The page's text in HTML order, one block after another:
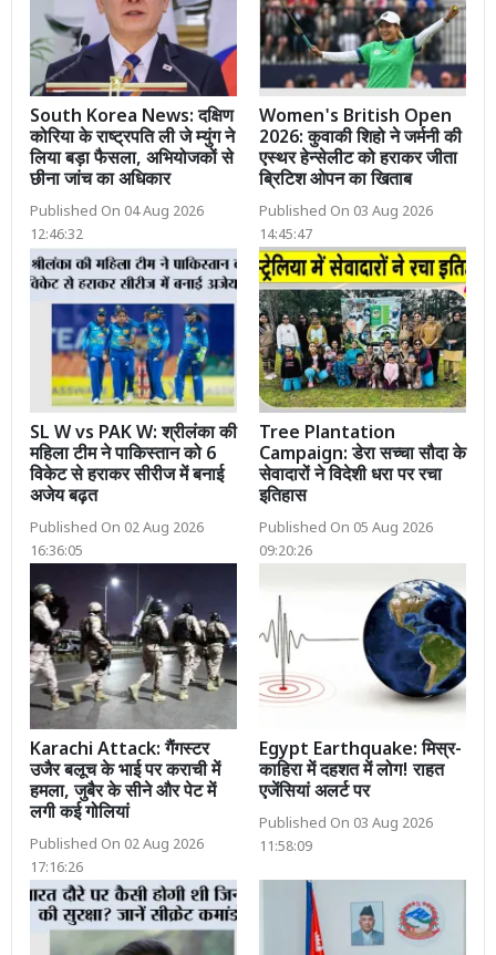
South Korea News: दक्षिण
कोरिया के राष्ट्रपति ली जे म्युंग ने
लिया बड़ा फैसला, अभियोजकों से
छीना जांच का अधिकार
Published On 04 Aug 2026
12:46:32
Women's British Open
2026: कुवाकी शिहो ने जर्मनी की
एस्थर हेन्सेलीट को हराकर जीता
ब्रिटिश ओपन का खिताब
Published On 03 Aug 2026
14:45:47
SL W vs PAK W: श्रीलंका की
महिला टीम ने पाकिस्तान को 6
विकेट से हराकर सीरीज में बनाई
अजेय बढ़त
Published On 02 Aug 2026
16:36:05
Tree Plantation
Campaign: डेरा सच्चा सौदा के
सेवादारों ने विदेशी धरा पर रचा
इतिहास
Published On 05 Aug 2026
09:20:26
Karachi Attack: गैंगस्टर
उजैर बलूच के भाई पर कराची में
हमला, जुबैर के सीने और पेट में
लगी कई गोलियां
Published On 02 Aug 2026
17:16:26
Egypt Earthquake: मिस्र-
काहिरा में दहशत में लोग! राहत
एजेंसियां अलर्ट पर
Published On 03 Aug 2026
11:58:09